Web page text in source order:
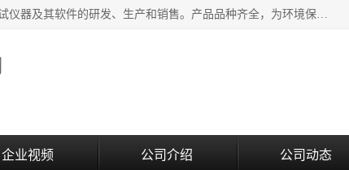
江苏天瑞仪器股份有限公司专业从事光谱、色谱、质谱等分析测试仪器及其软件的研发、生产和销售。产品品种齐全，为环境保护与安全、工业测试与分析及其它领域提供专业解决方案。 为客户提供更加先进的产品和更加满意的服务。
企业视频 公司介绍 公司动态